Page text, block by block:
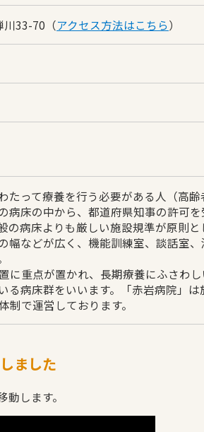
川33-70（アクセス方法はこちら）
たって療養を行う必要がある人（高齢
病床の中から、都道府県知事の許可を
の病床よりも厳しい施設規準が原則と
などが広く、機能訓練室、談話室、
に重点が置かれ、長期療養にふさわ
病床群をいいます。「赤岩病院」は
制で運営しております。
ました
します。